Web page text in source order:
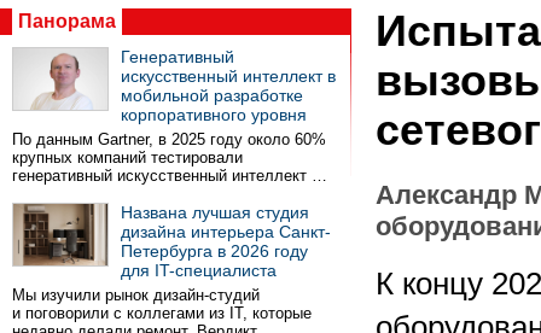
Панорама
Генеративный
искусственный интеллект в
мобильной разработке
корпоративного уровня
По данным Gartner, в 2025 году около 60%
крупных компаний тестировали
генеративный искусственный интеллект …
Названа лучшая студия
дизайна интерьера Санкт-
Петербурга в 2026 году
для IT-специалиста
Мы изучили рынок дизайн-студий
и поговорили с коллегами из IT, которые
Александр
К концу